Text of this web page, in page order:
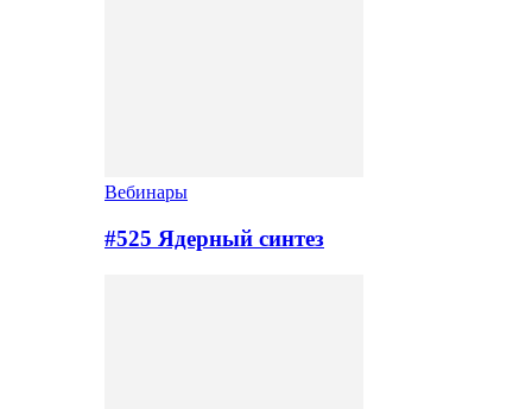
Вебинары
#525 Ядерный синтез